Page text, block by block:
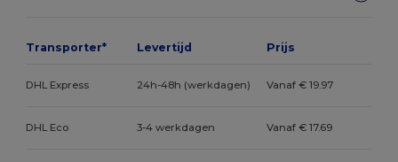
Transporter* Levertijd Prijs
DHL Express 24h-48h (werkdagen) Vanaf € 19.97
DHL Eco 3-4 werkdagen Vanaf € 17.69